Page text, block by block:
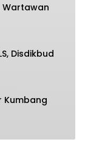
Wartawan
Kumbang